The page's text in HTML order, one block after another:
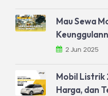
Mau Sewa
2 Jun 2025
Mobil Listrik
Harga, dan